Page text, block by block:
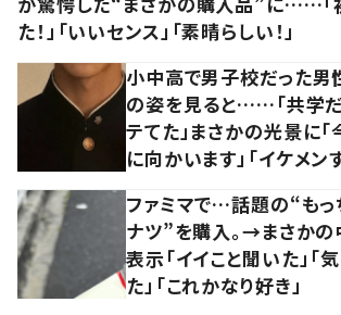
た！」「いいセンス」「素晴らしい！」
小中高で男子校だった
の姿を見ると……「共学
テてた」まさかの光景に
に向かいます」「イケメン
ファミマで…話題の“もっ
ナツ”を購入。→まさか
表示「イイこと聞いた」「
た」「これかなり好き」